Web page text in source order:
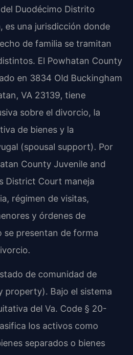
Duodécimo Distrito
es una jurisdicción donde
de familia se tramitan
El Powhatan County
en 3834 Old Buckingham
VA 23139, tiene
sobre el divorcio, la
de bienes y la
(spousal support). Por
County Juvenile and
District Court maneja
régimen de visitas,
y órdenes de
se presentan de forma
de comunidad de
property). Bajo el sistema
del Va. Code § 20-
los activos como
separados o bienes